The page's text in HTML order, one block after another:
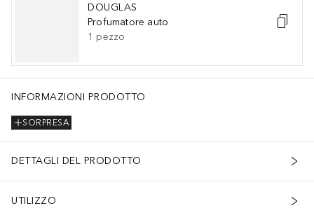
DOUGLAS
Profumatore auto
1 pezzo
INFORMAZIONI PRODOTTO
SORPRESA
DETTAGLI DEL PRODOTTO
UTILIZZO